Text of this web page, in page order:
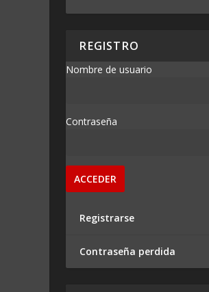
REGISTRO
Nombre de usuario
Contraseña
Registrarse
Contraseña perdida